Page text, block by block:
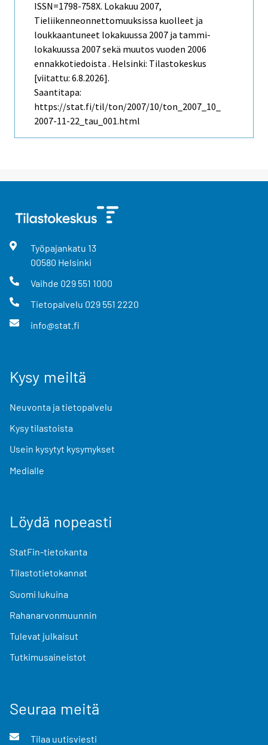
ISSN=1798-758X. Lokakuu 2007,
Tieliikenneonnettomuuksissa kuolleet ja
loukkaantuneet lokakuussa 2007 ja tammi-
lokakuussa 2007 sekä muutos vuoden 2006
ennakkotiedoista . Helsinki: Tilastokeskus
[viitattu: 6.8.2026].
Saantitapa:
https://stat.fi/til/ton/2007/10/ton_2007_10_
2007-11-22_tau_001.html
Työpajankatu 13
00580 Helsinki
Vaihde 029 551 1000
Tietopalvelu 029 551 2220
info@stat.fi
Kysy meiltä
Neuvonta ja tietopalvelu
Kysy tilastoista
Usein kysytyt kysymykset
Medialle
Löydä nopeasti
StatFin-tietokanta
Tilastotietokannat
Suomi lukuina
Rahanarvonmuunnin
Tulevat julkaisut
Tutkimusaineistot
Seuraa meitä
Tilaa uutisviesti